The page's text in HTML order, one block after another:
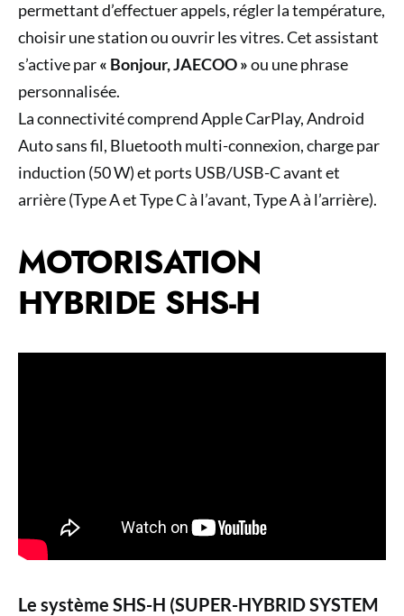
permettant d’effectuer appels, régler la température,
choisir une station ou ouvrir les vitres. Cet assistant
s’active par« Bonjour, JAECOO »ou une phrase
personnalisée.
La connectivité comprend Apple CarPlay, Android
Auto sans fil, Bluetooth multi-connexion, charge par
induction (50 W) et ports USB/USB-C avant et
arrière (Type A et Type C à l’avant, Type A à l’arrière).
MOTORISATION
HYBRIDE SHS-H
Le système SHS-H (SUPER-HYBRID SYSTEM